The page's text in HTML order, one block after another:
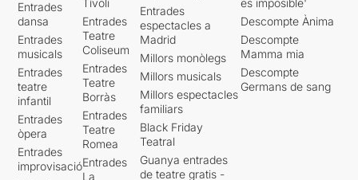
Entrades
dansa
Entrades
musicals
Entrades
teatre
infantil
Entrades
òpera
Entrades
improvisació
Entrades
Teatre
Coliseum
Entrades
Teatre
Borràs
Entrades
Teatre
Romea
Entrades
La
Entrades
espectacles a
Madrid
Millors monòlegs
Millors musicals
Millors espectacles
familiars
Black Friday
Teatral
Guanya entrades
de teatre gratis -
Descompte Ànima
Descompte
Mamma mia
Descompte
Germans de sang